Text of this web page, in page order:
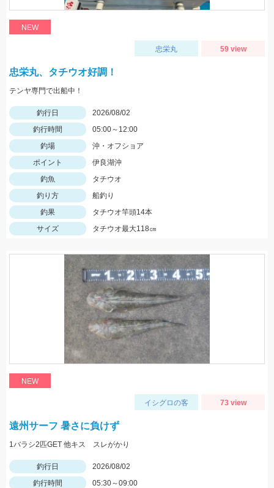
NEW
忠栄丸 59 view
忠栄丸、タチウオ好調！
テンヤ専門で出船中！
釣行日
2026/08/02
釣行時間
05:00～12:00
釣場
沖・オフショア
ポイント
伊良湖沖
釣魚
タチウオ
釣り方
船釣り
釣果
タチウオ竿頭14本
サイズ
タチウオ最大118㎝
NEW
イシグロの客 73 view
遠州サーフ 暑さに負けず
1バラシ2匹GET 他キス スレがかり
釣行日
2026/08/02
釣行時間
05:30～09:00